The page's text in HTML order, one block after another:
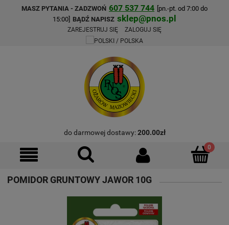
MASZ PYTANIA - ZADZWOŃ 607 537 744 [pn.-pt. od 7:00 do
15:00] BĄDŹ NAPISZ sklep@pnos.pl
ZAREJESTRUJ SIĘ ZALOGUJ SIĘ
do darmowej dostawy:200.00zł
POMIDOR GRUNTOWY JAWOR 10G